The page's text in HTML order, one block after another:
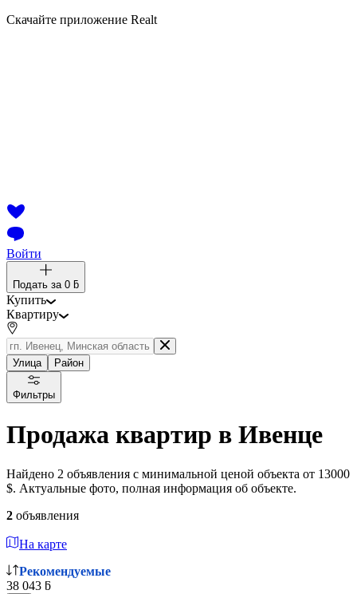
Скачайте приложение Realt
Войти
Подать за 0 ƃ
Купить
Квартиру
Улица Район
Фильтры
Продажа квартир в Ивенце
Найдено 2 объявления с минимальной ценой объекта от 13000
$. Актуальные фото, полная информация об объекте.
2 объявления
На карте
Рекомендуемые
38 043 ƃ